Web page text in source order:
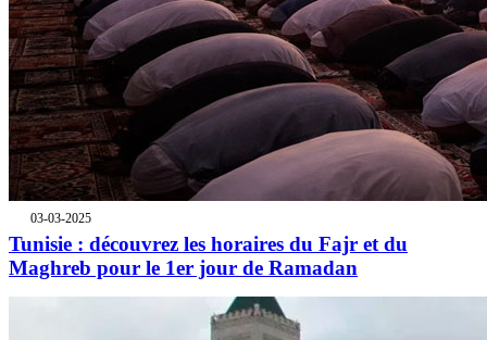
03-03-2025
Tunisie : découvrez les horaires du Fajr et du
Maghreb pour le 1er jour de Ramadan